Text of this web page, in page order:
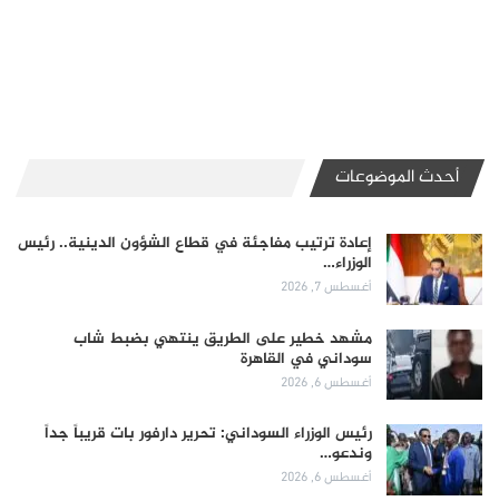
أحدث الموضوعات
إعادة ترتيب مفاجئة في قطاع الشؤون الدينية.. رئيس
الوزراء…
أغسطس 7, 2026
مشهد خطير على الطريق ينتهي بضبط شاب
سوداني في القاهرة
أغسطس 6, 2026
رئيس الوزراء السوداني: تحرير دارفور بات قريباً جداً
وندعو…
أغسطس 6, 2026